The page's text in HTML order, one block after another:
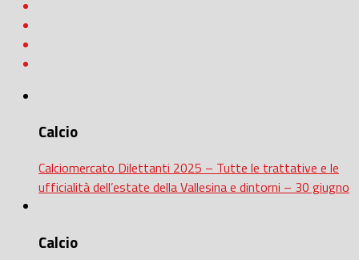
Calcio
Calciomercato Dilettanti 2025 – Tutte le trattative e le
ufficialità dell’estate della Vallesina e dintorni – 30 giugno
Calcio